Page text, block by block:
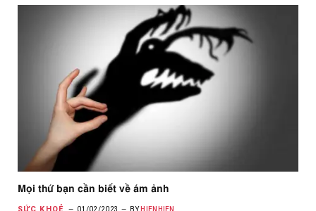
Mọi thứ bạn cần biết về ám ảnh
01/02/2023 BY HIENHIEN